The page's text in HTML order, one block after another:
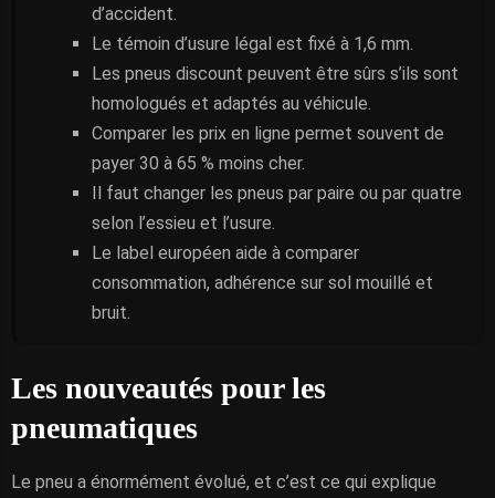
d’accident.
Le témoin d’usure légal est fixé à 1,6 mm.
Les pneus discount peuvent être sûrs s’ils sont
homologués et adaptés au véhicule.
Comparer les prix en ligne permet souvent de
payer 30 à 65 % moins cher.
Il faut changer les pneus par paire ou par quatre
selon l’essieu et l’usure.
Le label européen aide à comparer
consommation, adhérence sur sol mouillé et
bruit.
Les nouveautés pour les
pneumatiques
Le pneu a énormément évolué, et c’est ce qui explique